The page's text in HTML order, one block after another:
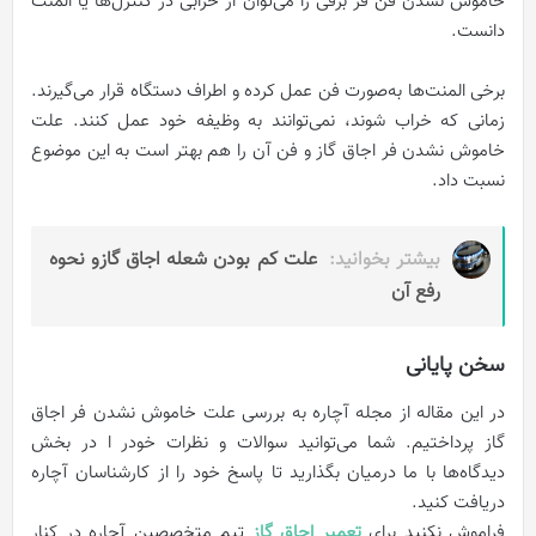
دانست.
برخی المنت‌ها به‌صورت فن عمل کرده و اطراف دستگاه قرار می‌گیرند.
زمانی که خراب شوند، نمی‌توانند به وظیفه خود عمل کنند. علت
خاموش نشدن فر اجاق گاز و فن آن را هم بهتر است به این موضوع
نسبت داد.
بیشتر بخوانید: علت کم بودن شعله اجاق گازو نحوه
رفع آن
سخن پایانی
در این مقاله از مجله آچاره به بررسی علت خاموش نشدن فر اجاق
گاز پرداختیم. شما می‌توانید سوالات و نظرات خودر ا در بخش
دیدگاه‌ها با ما درمیان بگذارید تا پاسخ خود را از کارشناسان آچاره
دریافت کنید.